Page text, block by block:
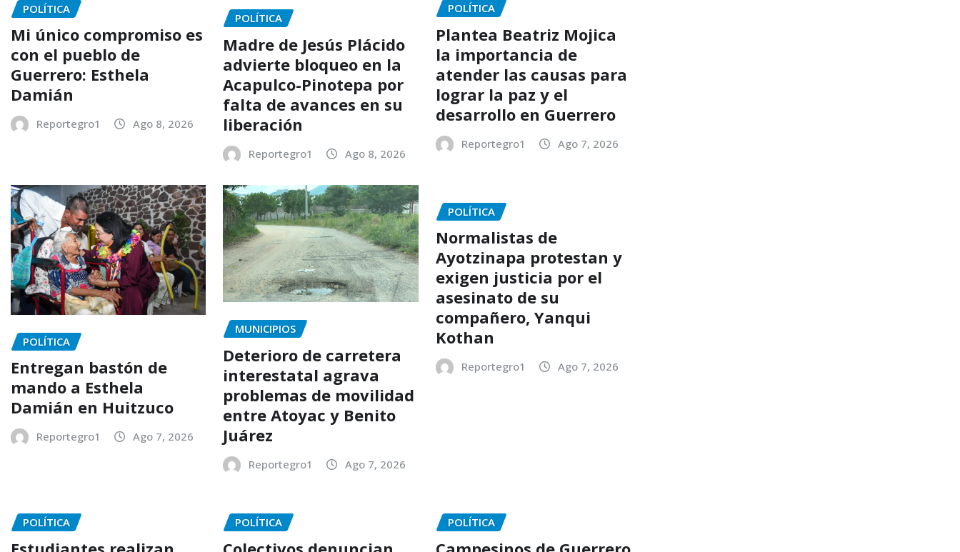
POLÍTICA
Mi único compromiso es
con el pueblo de
Guerrero: Esthela
Damián
Reportegro1 Ago 8, 2026
POLÍTICA
Madre de Jesús Plácido
advierte bloqueo en la
Acapulco-Pinotepa por
falta de avances en su
liberación
Reportegro1 Ago 8, 2026
POLÍTICA
Plantea Beatriz Mojica
la importancia de
atender las causas para
lograr la paz y el
desarrollo en Guerrero
Reportegro1 Ago 7, 2026
POLÍTICA
Entregan bastón de
mando a Esthela
Damián en Huitzuco
Reportegro1 Ago 7, 2026
MUNICIPIOS
Deterioro de carretera
interestatal agrava
problemas de movilidad
entre Atoyac y Benito
Juárez
Reportegro1 Ago 7, 2026
POLÍTICA
Normalistas de
Ayotzinapa protestan y
exigen justicia por el
asesinato de su
compañero, Yanqui
Kothan
Reportegro1 Ago 7, 2026
POLÍTICA POLÍTICA POLÍTICA